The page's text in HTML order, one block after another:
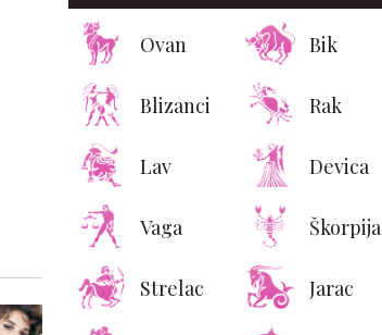
Ovan Bik
Blizanci Rak
Lav Devica
Vaga Škorpija
Strelac Jarac